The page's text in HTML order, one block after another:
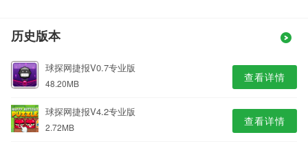
历史版本
球探网捷报V0.7专业版
48.20MB 查看详情
球探网捷报V4.2专业版
2.72MB 查看详情